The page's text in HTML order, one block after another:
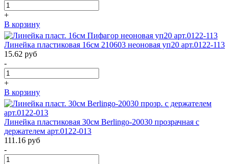
+
В корзину
Линейка пластиковая 16см 210603 неоновая уп20 арт.0122-113
15.62 руб
-
+
В корзину
Линейка пластиковая 30см Berlingo-20030 прозрачная с
держателем арт.0122-013
111.16 руб
-